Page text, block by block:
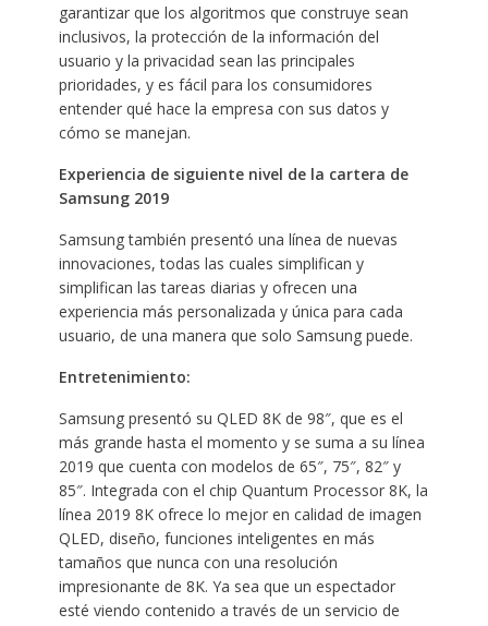
garantizar que los algoritmos que construye sean
inclusivos, la protección de la información del
usuario y la privacidad sean las principales
prioridades, y es fácil para los consumidores
entender qué hace la empresa con sus datos y
cómo se manejan.
Experiencia de siguiente nivel de la cartera de
Samsung 2019
Samsung también presentó una línea de nuevas
innovaciones, todas las cuales simplifican y
simplifican las tareas diarias y ofrecen una
experiencia más personalizada y única para cada
usuario, de una manera que solo Samsung puede.
Entretenimiento:
Samsung presentó su QLED 8K de 98″, que es el
más grande hasta el momento y se suma a su línea
2019 que cuenta con modelos de 65″, 75″, 82″ y
85″. Integrada con el chip Quantum Processor 8K, la
línea 2019 8K ofrece lo mejor en calidad de imagen
QLED, diseño, funciones inteligentes en más
tamaños que nunca con una resolución
impresionante de 8K. Ya sea que un espectador
esté viendo contenido a través de un servicio de